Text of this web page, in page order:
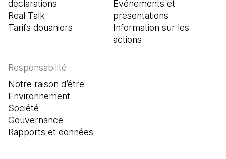
déclarations
Real Talk
Tarifs douaniers
Événements et
présentations
Information sur les
actions
Responsabilité
Notre raison d’être
Environnement
Société
Gouvernance
Rapports et données